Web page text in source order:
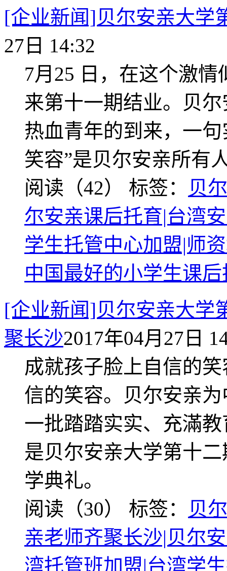
[企业新闻]贝尔安亲大学
27日 14:32
7月25 日，在这个激
来第十一期结业。贝
热血青年的到来，一
笑容”是贝尔安亲所有
阅读（42） 标签：
贝
尔安亲课后托育|台湾
学生托管中心加盟|师
中国最好的小学生课
[企业新闻]贝尔安亲大学
聚长沙2017年04月27日
成就孩子脸上自信的
信的笑容。贝尔安亲
一批踏踏实实、充滿
是贝尔安亲大学第十
学典礼。
阅读（30） 标签：
贝
亲老师齐聚长沙|贝尔
湾托管班加盟|台湾学